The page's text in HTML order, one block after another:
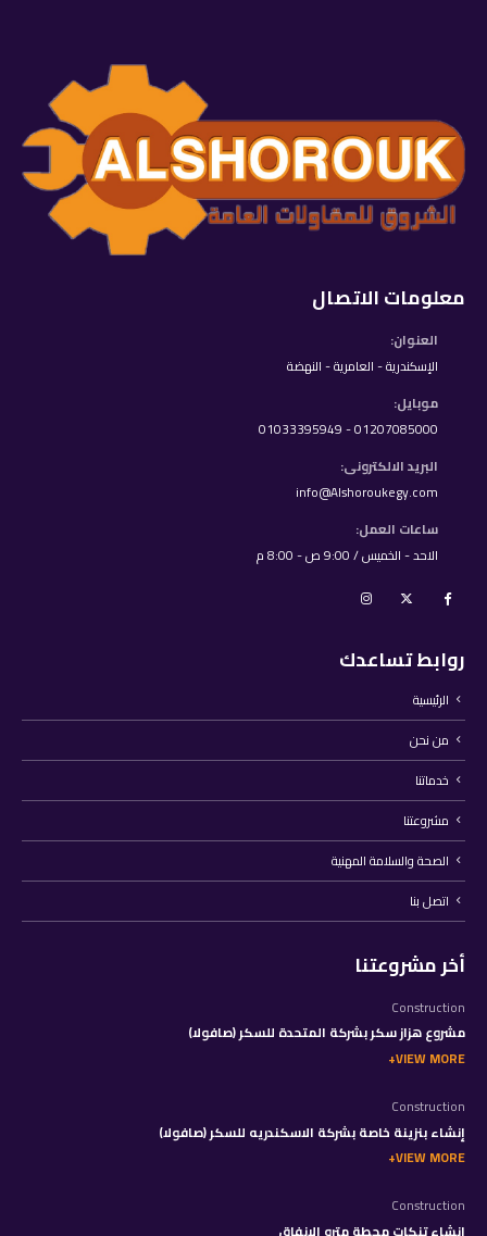
معلومات الاتصال
العنوان:
الإسكندرية - العامرية - النهضة
موبايل:
01207085000 - 01033395949
البريد الالكترونى:
info@Alshoroukegy.com
ساعات العمل:
الاحد - الخميس / 9:00 ص - 8:00 م
روابط تساعدك
الرئيسية
من نحن
خدماتنا
مشروعتنا
الصحة والسلامة المهنية
اتصل بنا
أخر مشروعتنا
Construction
مشروع هزاز سكر بشركة المتحدة للسكر (صافولا)
VIEW MORE
Construction
إنشاء بنزينة خاصة بشركة الاسكندريه للسكر (صافولا)
VIEW MORE
Construction